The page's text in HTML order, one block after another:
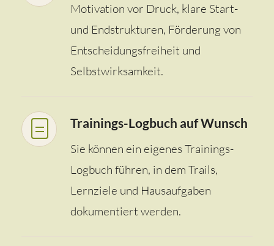
Motivation vor Druck, klare Start-
und Endstrukturen, Förderung von
Entscheidungsfreiheit und
Selbstwirksamkeit.
Trainings-Logbuch auf Wunsch
Sie können ein eigenes Trainings-
Logbuch führen, in dem Trails,
Lernziele und Hausaufgaben
dokumentiert werden.